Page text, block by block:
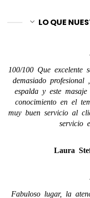
LO QUE
100/100 Que excelente
demasiado
espalda y este
conocimiento en el
muy buen servicio al
servicio
Laura
Fabuloso lugar, la